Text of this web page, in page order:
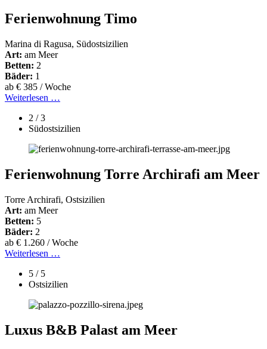
Ferienwohnung Timo
Marina di Ragusa, Südostsizilien
Art: am Meer
Betten: 2
Bäder: 1
ab € 385 / Woche
Weiterlesen …
2 / 3
Südostsizilien
Ferienwohnung Torre Archirafi am Meer
Torre Archirafi, Ostsizilien
Art: am Meer
Betten: 5
Bäder: 2
ab € 1.260 / Woche
Weiterlesen …
5 / 5
Ostsizilien
Luxus B&B Palast am Meer